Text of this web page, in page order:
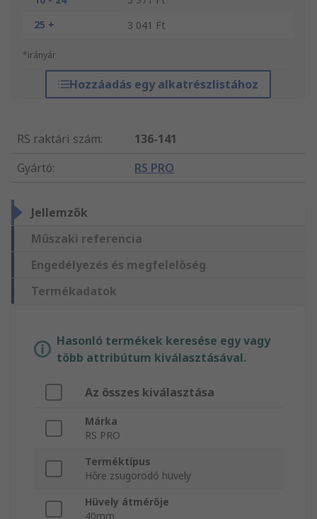
25 +
3 041 Ft
*irányár
Hozzáadás egy alkatrészlistához
RS raktári szám:
136-141
Gyártó: RS PRO
Jellemzők
Műszaki referencia
Engedélyezés és megfelelőség
Termékadatok
Hasonló termékek keresése egy vagy
több attribútum kiválasztásával.
Az összes kiválasztása
Márka
RS PRO
Terméktípus
Hőre zsugorodó hüvely
Hüvely átmérője
40mm